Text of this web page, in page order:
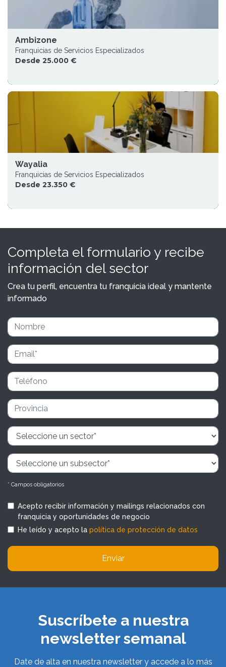
Ambizone
Franquicias de Servicios Especializados
Desde 25.000 €
Wayalia
Franquicias de Servicios Especializados
Desde 23.350 €
Completa el formulario y recibe
información del sector
Crea tu perfil, encuentra tu franquicia ideal y mantente
informado
* Campos obligatorios
Acepto recibir información y mailings relacionados con
franquicia y oportunidades de negocio
He leído y acepto la política de protección de datos
Enviar
Suscríbete a nuestra
newsletter semanal
Date de alta en nuestra newsletter y accede a lo más